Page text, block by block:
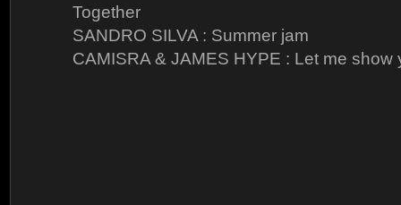
Together
SANDRO SILVA : Summer jam
CAMISRA & JAMES HYPE : Let me show